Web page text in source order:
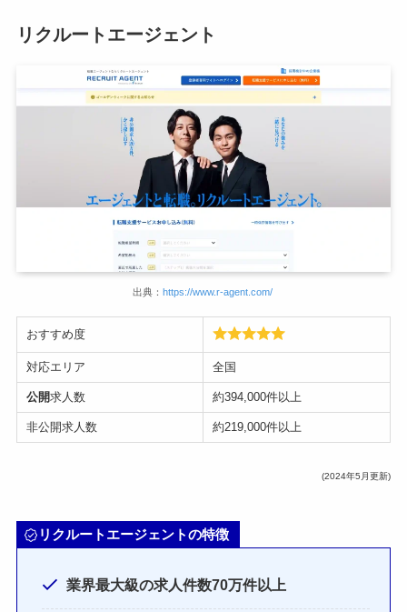
リクルートエージェント
出典：https://www.r-agent.com/
おすすめ度
対応エリア 全国
公開求人数 約394,000件以上
非公開求人数 約219,000件以上
(2024年5月更新)
リクルートエージェントの特徴
業界最大級の求人件数70万件以上